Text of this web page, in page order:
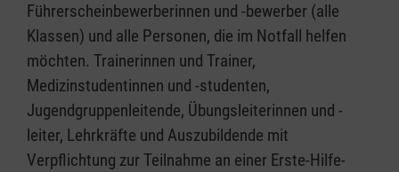
Führerscheinbewerberinnen und -bewerber (alle
Klassen) und alle Personen, die im Notfall helfen
möchten. Trainerinnen und Trainer,
Medizinstudentinnen und -studenten,
Jugendgruppenleitende, Übungsleiterinnen und -
leiter, Lehrkräfte und Auszubildende mit
Verpflichtung zur Teilnahme an einer Erste-Hilfe-